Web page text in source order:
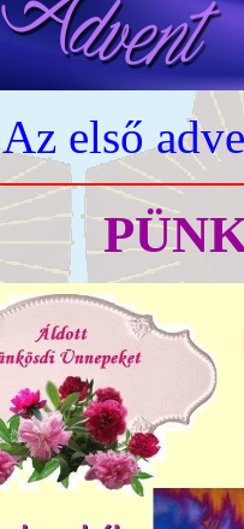
Az első